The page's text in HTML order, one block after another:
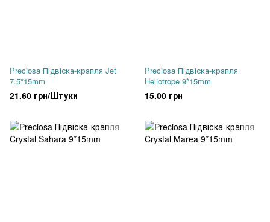
Preciosa Підвіска-крапля Jet
7.5*15mm
21.60 грн/Штуки
Preciosa Підвіска-крапля
Heliotrope 9*15mm
15.00 грн